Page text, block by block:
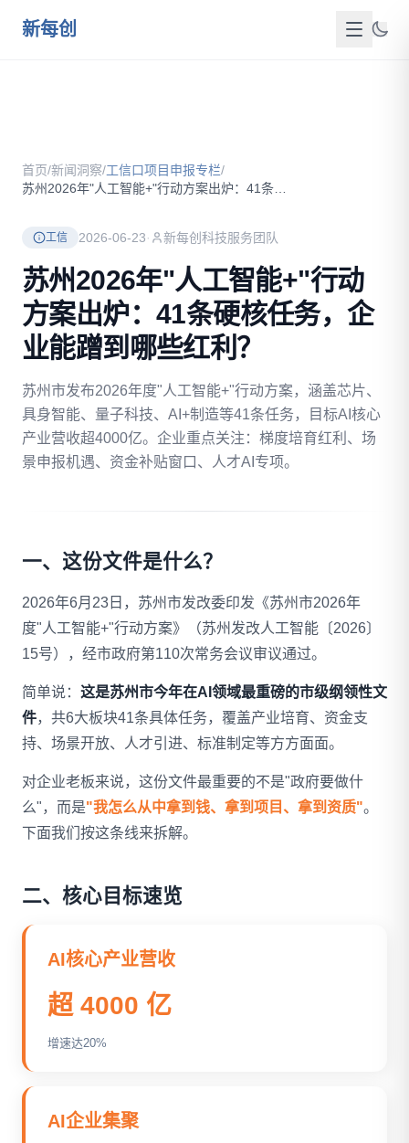
新每创
服务介绍
新闻洞察
政策资源
FAQ
联系我们
拨打 18020275753
首页/新闻洞察/工信口项目申报专栏/
工信 2026-06-23· 新每创科技服务团队
苏州2026年"人工智能+"行动
方案出炉：41条硬核任务，企
业能蹭到哪些红利？
苏州市发布2026年度"人工智能+"行动方案，涵盖芯片、
具身智能、量子科技、AI+制造等41条任务，目标AI核心
产业营收超4000亿。企业重点关注：梯度培育红利、场
景申报机遇、资金补贴窗口、人才AI专项。
一、这份文件是什么？
2026年6月23日，苏州市发改委印发《苏州市2026年
度"人工智能+"行动方案》（苏州发改人工智能〔2026〕
15号），经市政府第110次常务会议审议通过。
简单说： 这是苏州市今年在AI领域最重磅的市级纲领性文
件，共6大板块41条具体任务，覆盖产业培育、资金支
持、场景开放、人才引进、标准制定等方方面面。
对企业老板来说，这份文件最重要的不是"政府要做什
么"，而是"我怎么从中拿到钱、拿到项目、拿到资质"。
下面我们按这条线来拆解。
二、核心目标速览
AI核心产业营收
超 4000 亿
增速达20%
AI企业集聚